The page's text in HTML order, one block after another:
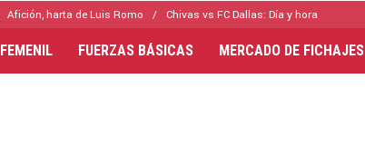
Afición, harta de Luis Romo Chivas vs FC Dallas: Día y hora
FEMENIL FUERZAS BÁSICAS MERCADO DE FICHAJES